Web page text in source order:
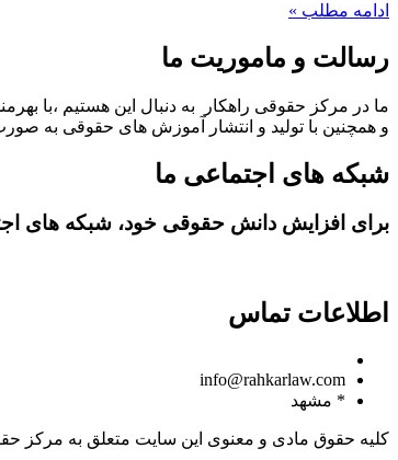
ادامه مطلب »
رسالت و ماموریت ما
ما در مرکز حقوقی راهکار به دنبال این هستیم ،با
و همچنین با تولید و انتشار آموزش های حقوقی به
شبکه های اجتماعی ما
برای افزایش دانش حقوقی خود، شبکه های
اطلاعات تماس
info@rahkarlaw.com
* مشهد
کلیه حقوق مادی و معنوی این سایت متعلق به مرکز